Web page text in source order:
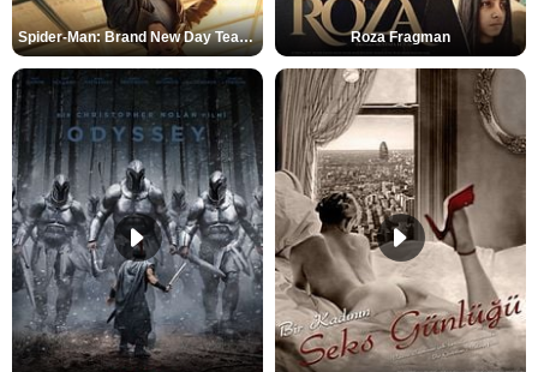
Spider-Man: Brand New Day Teaser Roza Fragman